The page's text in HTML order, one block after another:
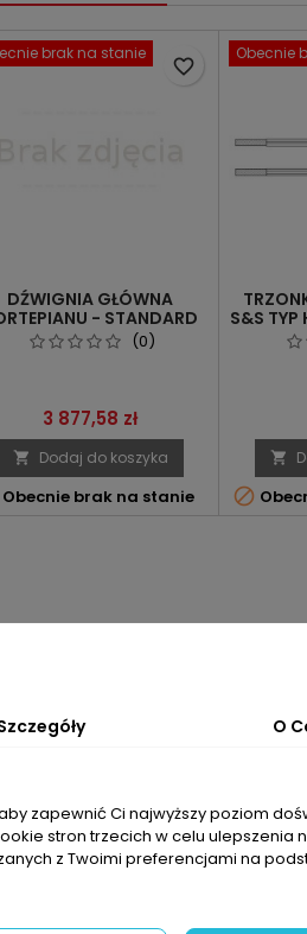
brak na stanie
DŹWIGNIA GŁÓWNA
- STANDARD
(0)
Cena
3 877,58 zł
 Dodaj do koszyka
Obecnie brak na stanie
favorite_border
Obecnie
S&S TYP


O
zapewnić Ci najwyższy poziom
stron trzecich w celu ulepszenia
z Twoimi preferencjami na